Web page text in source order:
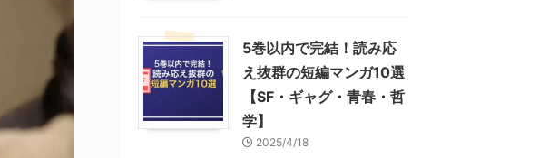
5巻以内で完結！読み応
え抜群の短編マンガ10選
【SF・ギャグ・青春・哲
学】
2025/4/18